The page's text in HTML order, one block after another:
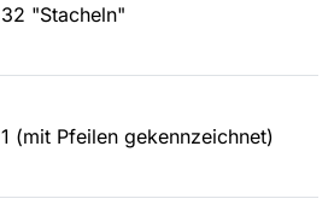
32 "Stacheln"
1 (mit Pfeilen gekennzeichnet)